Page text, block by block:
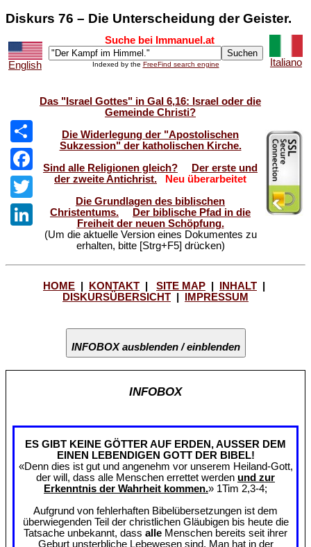
Diskurs 76 – Die Unterscheidung der Geister.
English
Suche bei Immanuel.at
Indexed by the FreeFind search engine Italiano
Share
Facebook
Twitter
LinkedIn
Das "Israel Gottes" in Gal 6,16: Israel oder die
Gemeinde Christi?
Die Widerlegung der "Apostolischen
Sukzession" der katholischen Kirche.
Sind alle Religionen gleich?
Der erste und
der zweite Antichrist.
Neu überarbeitet
Die Grundlagen des biblischen
Christentums.
Der biblische Pfad in die
Freiheit der neuen Schöpfung.
(Um die aktuelle Version eines Dokumentes zu
erhalten, bitte [Strg+F5] drücken)
HOME KONTAKT SITE MAP INHALT
DISKURSÜBERSICHT
IMPRESSUM
INFOBOX ausblenden / einblenden
INFOBOX
ES GIBT KEINE GÖTTER AUF ERDEN, AUSSER DEM
EINEN LEBENDIGEN GOTT DER BIBEL!
«Denn dies ist gut und angenehm vor unserem Heiland-Gott,
der will, dass alle Menschen errettet werden und zur
Erkenntnis der Wahrheit kommen.» 1Tim 2,3-4;
Aufgrund von fehlerhaften Bibelübersetzungen ist dem
überwiegenden Teil der christlichen Gläubigen bis heute die
Tatsache unbekannt, dass alle Menschen bereits seit ihrer
Geburt unsterbliche Lebewesen sind. Man hat in der